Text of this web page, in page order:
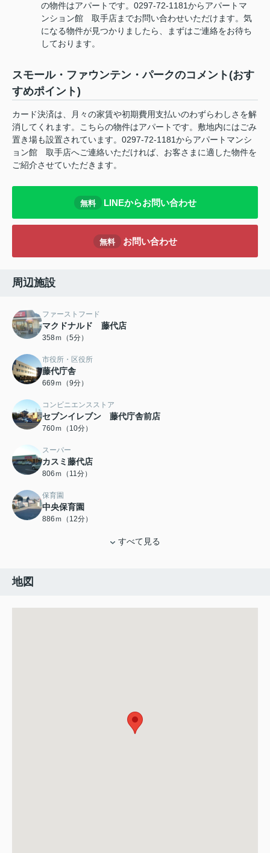
の物件はアパートです。0297-72-1181からアパートマ
ンション館 取手店までお問い合わせいただけます。気
になる物件が見つかりましたら、まずはご連絡をお待ち
しております。
スモール・ファウンテン・パークのコメント(おす
すめポイント)
カード決済は、月々の家賃や初期費用支払いのわずらわしさを解
消してくれます。こちらの物件はアパートです。敷地内にはごみ
置き場も設置されています。0297-72-1181からアパートマンシ
ョン館 取手店へご連絡いただければ、お客さまに適した物件を
ご紹介させていただきます。
無料 LINEからお問い合わせ
無料 お問い合わせ
周辺施設
ファーストフード
マクドナルド 藤代店
358ｍ（5分）
市役所・区役所
藤代庁舎
669ｍ（9分）
コンビニエンスストア
セブンイレブン 藤代庁舎前店
760ｍ（10分）
スーパー
カスミ藤代店
806ｍ（11分）
保育園
中央保育園
886ｍ（12分）
すべて見る
地図